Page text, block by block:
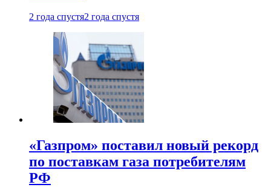
2 года спустя2 года спустя
«Газпром» поставил новый рекорд
по поставкам газа потребителям
РФ